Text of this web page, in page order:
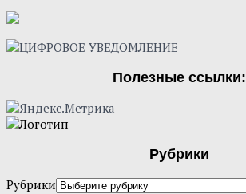
Полезные ссылки:
Рубрики
Рубрики